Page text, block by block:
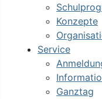
Konzepte
Service
Ganztag